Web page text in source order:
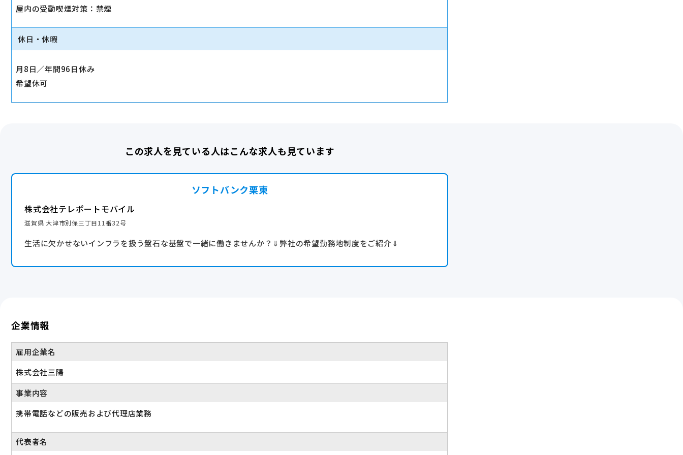
屋内の受動喫煙対策：禁煙
休日・休暇
月8日／年間96日休み
希望休可
この求人を見ている人はこんな求人も見ています
ソフトバンク栗東
株式会社テレポートモバイル
滋賀県 大津市別保三丁目11番32号
生活に欠かせないインフラを扱う盤石な基盤で一緒に働きませんか？⇓弊社の希望勤務地制度をご紹介⇓
企業情報
雇用企業名
株式会社三陽
事業内容
携帯電話などの販売および代理店業務
代表者名